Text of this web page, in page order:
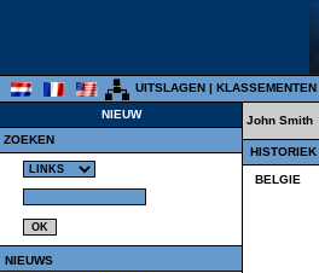
UITSLAGEN | KLASSEMENTEN
NIEUW
ZOEKEN
NIEUWS
John Smith
BELGIE